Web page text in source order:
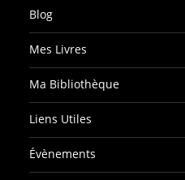
Blog
Mes Livres
Ma Bibliothèque
Liens Utiles
Évènements